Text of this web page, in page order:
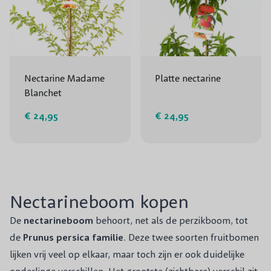
Nectarine Madame
Blanchet
€ 24,95
Platte nectarine
€ 24,95
Nectarineboom kopen
De nectarineboom behoort, net als de perzikboom, tot
de Prunus persica familie. Deze twee soorten fruitbomen
lijken vrij veel op elkaar, maar toch zijn er ook duidelijke